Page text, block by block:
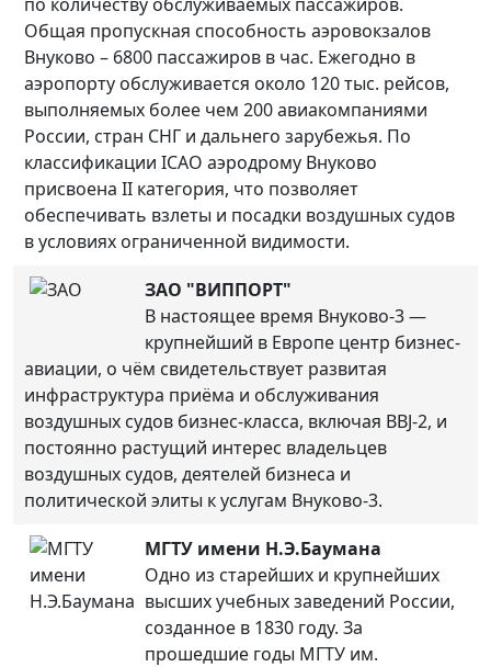
Общая пропускная способность аэровокзалов
Внуково – 6800 пассажиров в час. Ежегодно в
аэропорту обслуживается около 120 тыс. рейсов,
выполняемых более чем 200 авиакомпаниями
России, стран СНГ и дальнего зарубежья. По
классификации ICAO аэродрому Внуково
присвоена II категория, что позволяет
обеспечивать взлеты и посадки воздушных судов
в условиях ограниченной видимости.
ЗАО "ВИППОРТ"
В настоящее время Внуково-3 —
крупнейший в Европе центр бизнес-
авиации, о чём свидетельствует развитая
инфраструктура приёма и обслуживания
воздушных судов бизнес-класса, включая BBJ-2, и
постоянно растущий интерес владельцев
воздушных судов, деятелей бизнеса и
политической элиты к услугам Внуково-3.
МГТУ имени Н.Э.Баумана
Одно из старейших и крупнейших
высших учебных заведений России,
созданное в 1830 году. За
прошедшие годы МГТУ им.